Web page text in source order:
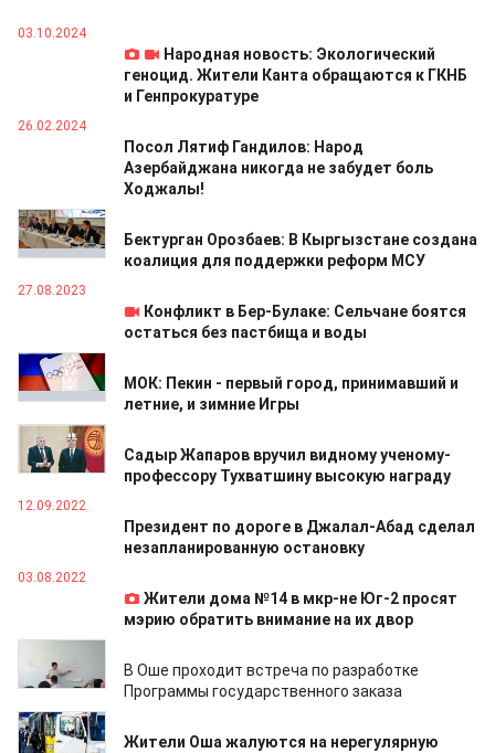
03.10.2024
Народная новость: Экологический
геноцид. Жители Канта обращаются к ГКНБ
и Генпрокуратуре
26.02.2024
Посол Лятиф Гандилов: Народ
Азербайджана никогда не забудет боль
Ходжалы!
29.10.2023
Бектурган Орозбаев: В Кыргызстане создана
коалиция для поддержки реформ МСУ
27.08.2023
Конфликт в Бер-Булаке: Сельчане боятся
остаться без пастбища и воды
06.02.2023
МОК: Пекин - первый город, принимавший и
летние, и зимние Игры
27.01.2023
Садыр Жапаров вручил видному ученому-
профессору Тухватшину высокую награду
12.09.2022
Президент по дороге в Джалал-Абад сделал
незапланированную остановку
03.08.2022
Жители дома №14 в мкр-не Юг-2 просят
мэрию обратить внимание на их двор
В Оше проходит встреча по разработке
Программы государственного заказа
09.12.2021
Жители Оша жалуются на нерегулярную